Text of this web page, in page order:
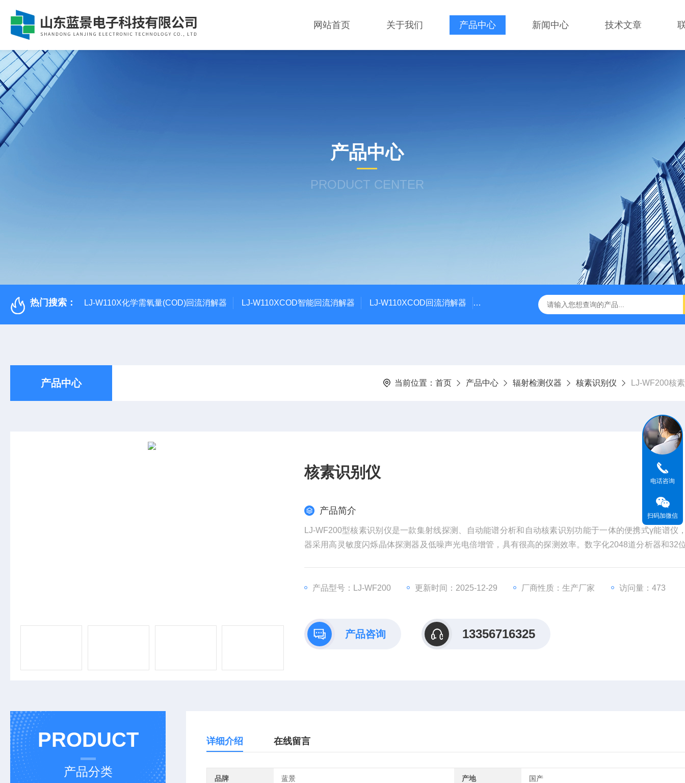
网站首页 关于我们 产品中心 新闻中心 技术文章
产品中心
PRODUCT CENTER
热门搜索： LJ-W110X化学需氧量(COD)回流消解器 LJ-W110XCOD智能回流消解器 LJ-W110XCOD回流消解器 LJ-W110X标准COD消解器 LJ-W110XCOD消解器
产品中心 当前位置： 首页 产品中心 辐射检测仪器 核素识别仪 LJ-WF200核
核素识别仪
产品简介
LJ-WF200型核素识别仪是一款集射线探测、自动能谱分析和自动核素识别功能于一体的便携式γ能谱仪
器采用高灵敏度闪烁晶体探测器及低噪声光电倍增管，具有很高的探测效率。数字化2048道分析器和32
产品型号：LJ-WF200 更新时间：2025-12-29 厂商性质：生产厂家 访问量：473
产品咨询 13356716325
PRODUCT
产品分类
详细介绍 在线留言
品牌 蓝景 产地 国产
电话咨询
扫码加微信